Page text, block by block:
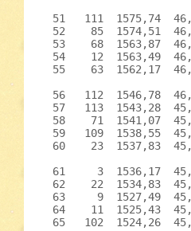
51   111  1575,74
52    85  1574,51
53    68  1563,87
54    12  1563,49
55    63  1562,17
56   112  1546,78
57   113  1543,28
58    71  1541,07
59   109  1538,55
60    23  1537,83
61     3  1536,17
62    22  1534,83
63     9  1527,49
64    11  1525,43
65   102  1524,26